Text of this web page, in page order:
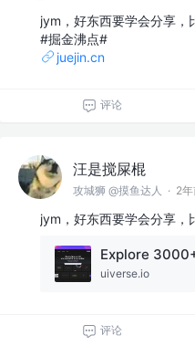
jym，好东西要学会分享，
#掘金沸点#
juejin.cn
评论
汪是搅屎棍
攻城狮 @摸鱼达人 · 2
jym，好东西要学会分享，
uiverse.io
评论